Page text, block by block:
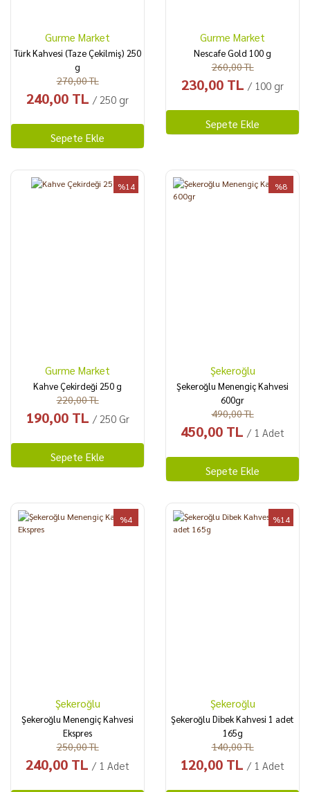
Gurme Market
Türk Kahvesi (Taze Çekilmiş) 250
g
270,00 TL
240,00 TL / 250 gr
Sepete Ekle
Gurme Market
Nescafe Gold 100 g
260,00 TL
230,00 TL / 100 gr
Sepete Ekle
%14
Gurme Market
Kahve Çekirdeği 250 g
220,00 TL
190,00 TL / 250 Gr
Sepete Ekle
%8
Şekeroğlu
Şekeroğlu Menengiç Kahvesi
600gr
490,00 TL
450,00 TL / 1 Adet
Sepete Ekle
%4
Şekeroğlu
Şekeroğlu Menengiç Kahvesi
Ekspres
250,00 TL
240,00 TL / 1 Adet
%14
Şekeroğlu
Şekeroğlu Dibek Kahvesi 1 adet
165g
140,00 TL
120,00 TL / 1 Adet